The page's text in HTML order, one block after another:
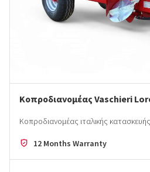
Κοπροδιανομέας Vaschieri
Κοπροδιανομέας ιταλικής
12 Months Warranty